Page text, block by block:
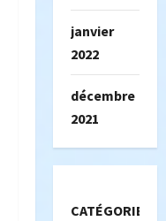
janvier
2022
décembre
2021
CATÉGORIES